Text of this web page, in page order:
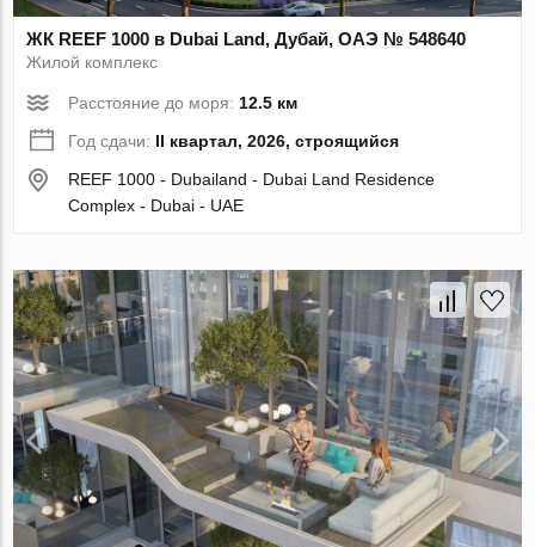
ЖК REEF 1000 в Dubai Land, Дубай, ОАЭ № 548640
Жилой комплекс
Расстояние до моря: 12.5 км
Год сдачи: II квартал, 2026, строящийся
REEF 1000 - Dubailand - Dubai Land Residence
Complex - Dubai - UAE